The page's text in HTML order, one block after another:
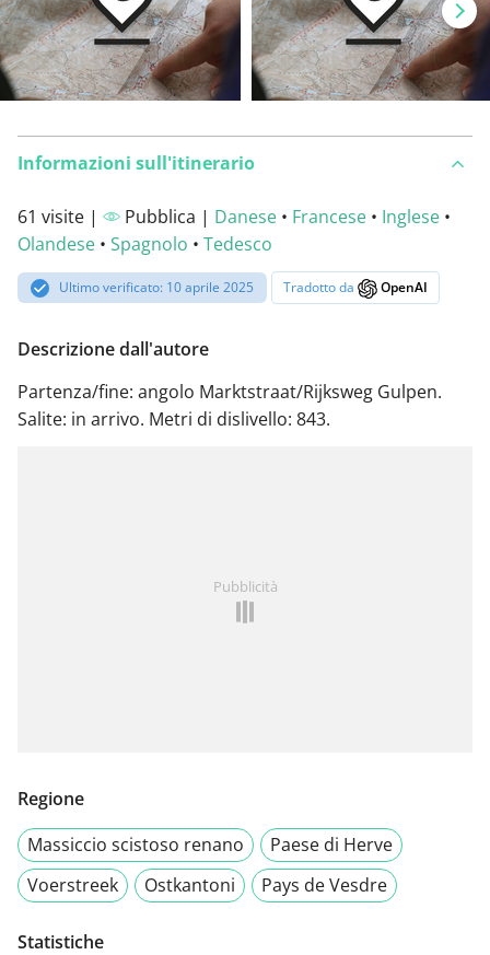
Informazioni sull'itinerario
61 visite | Pubblica | Danese • Francese • Inglese •
Olandese • Spagnolo • Tedesco
Ultimo verificato: 10 aprile 2025 Tradotto da OpenAI
Descrizione dall'autore
Partenza/fine: angolo Marktstraat/Rijksweg Gulpen.
Salite: in arrivo. Metri di dislivello: 843.
Pubblicità
Regione
Massiccio scistoso renano
Paese di Herve
Voerstreek
Ostkantoni Pays de Vesdre
Statistiche